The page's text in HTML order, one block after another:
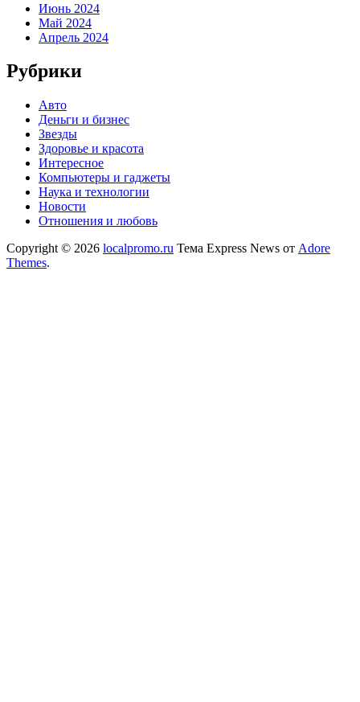
Июнь 2024
Май 2024
Апрель 2024
Рубрики
Авто
Деньги и бизнес
Звезды
Здоровье и красота
Интересное
Компьютеры и гаджеты
Наука и технологии
Новости
Отношения и любовь
Copyright © 2026 localpromo.ru Тема Express News от Adore
Themes.